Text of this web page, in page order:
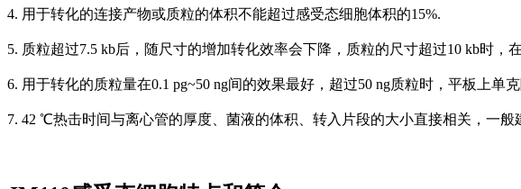
4. 用于转化的连接产物或质粒的体积不能超过感受态细胞体积的15%.
5. 质粒超过7.5 kb后，随尺寸的增加转化效率会下降，质粒的尺寸超过10 kb时
6. 用于转化的质粒量在0.1 pg~50 ng间的效果最好，超过50 ng质粒时，平板上单
7. 42 ℃热击时间与离心管的厚度、菌液的体积、转入片段的大小直接相关，一